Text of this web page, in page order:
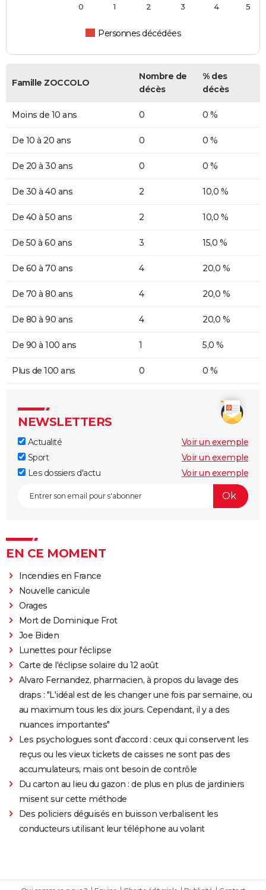
Personnes décédées
0 1 2 3 4 5
Famille ZOCCOLO
Nombre de
décès
% des
décès
Moins de 10 ans 0 0 %
De 10 à 20 ans 0 0 %
De 20 à 30 ans 0 0 %
De 30 à 40 ans 2 10,0 %
De 40 à 50 ans 2 10,0 %
De 50 à 60 ans 3 15,0 %
De 60 à 70 ans 4 20,0 %
De 70 à 80 ans 4 20,0 %
De 80 à 90 ans 4 20,0 %
De 90 à 100 ans 1 5,0 %
Plus de 100 ans 0 0 %
NEWSLETTERS
Actualité
Voir un exemple
Sport
Voir un exemple
Les dossiers d'actu
Voir un exemple
EN CE MOMENT
Incendies en France
Nouvelle canicule
Orages
Mort de Dominique Frot
Joe Biden
Lunettes pour l'éclipse
Carte de l'éclipse solaire du 12 août
Alvaro Fernandez, pharmacien, à propos du lavage des
draps : "L'idéal est de les changer une fois par semaine, ou
au maximum tous les dix jours. Cependant, il y a des
nuances importantes"
Les psychologues sont d'accord : ceux qui conservent les
reçus ou les vieux tickets de caisses ne sont pas des
accumulateurs, mais ont besoin de contrôle
Du carton au lieu du gazon : de plus en plus de jardiniers
misent sur cette méthode
Des policiers déguisés en buisson verbalisent les
conducteurs utilisant leur téléphone au volant